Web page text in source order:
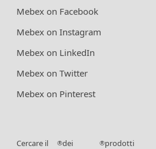
Mebex on Facebook
Mebex on Instagram
Mebex on LinkedIn
Mebex on Twitter
Mebex on Pinterest
Cercare il
®dei
®prodotti